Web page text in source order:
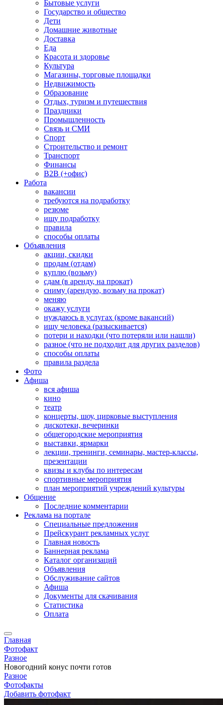
Бытовые услуги
Государство и общество
Дети
Домашние животные
Доставка
Еда
Красота и здоровье
Культура
Магазины, торговые площадки
Недвижимость
Образование
Отдых, туризм и путешествия
Праздники
Промышленность
Связь и СМИ
Спорт
Строительство и ремонт
Транспорт
Финансы
B2B (+офис)
Работа
вакансии
требуются на подработку
резюме
ищу подработку
правила
способы оплаты
Объявления
акции, скидки
продам (отдам)
куплю (возьму)
сдам (в аренду, на прокат)
сниму (арендую, возьму на прокат)
меняю
окажу услуги
нуждаюсь в услугах (кроме вакансий)
ищу человека (разыскивается)
потери и находки (что потеряли или нашли)
разное (что не подходит для других разделов)
способы оплаты
правила раздела
Фото
Афиша
вся афиша
кино
театр
концерты, шоу, цирковые выступления
дискотеки, вечеринки
общегородские мероприятия
выставки, ярмарки
лекции, тренинги, семинары, мастер-классы,
презентации
квизы и клубы по интересам
спортивные мероприятия
план мероприятий учреждений культуры
Общение
Последние комментарии
Реклама на портале
Специальные предложения
Прейскурант рекламных услуг
Главная новость
Баннерная реклама
Каталог организаций
Объявления
Обслуживание сайтов
Афиша
Документы для скачивания
Статистика
Оплата
Главная
Фотофакт
Разное
Новогодний конус почти готов
Разное
Фотофакты
Добавить фотофакт